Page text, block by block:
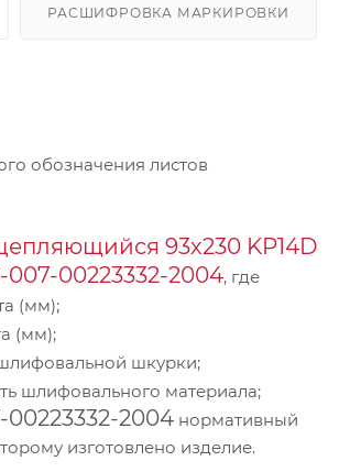
РАСШИФРОВКА МАРКИРОВКИ
обозначения листов
93х230 KP14D
00223332-2004, где
(мм);
(мм);
шкурки;
шлифовального материала;
2004 нормативный
изготовлено изделие.